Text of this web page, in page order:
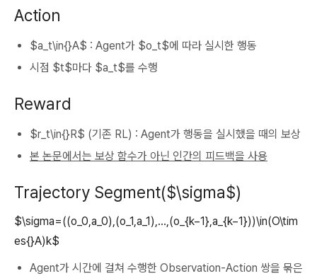
Action
$a_t\in{}A$ : Agent가 $o_t$에 따라 실시한 행동
시점 $t$마다 $a_t$를 수행
Reward
$r_t\in{}R$ (기존 RL) : Agent가 행동을 실시했을 때의 보상
본 논문에서는 보상 함수가 아닌 인간의 피드백을 사용
Trajectory Segment($\sigma$)
$\sigma=((o_0,a_0),(o_1,a_1),…,(o_{k−1},a_{k−1}))\in(O\tim
es{}A)k$
Agent가 시간에 걸쳐 수행한 Observation-Action 쌍을 묶은